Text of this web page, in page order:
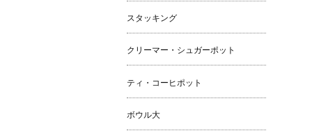
スタッキング
クリーマー・シュガーポット
ティ・コーヒポット
ボウル大